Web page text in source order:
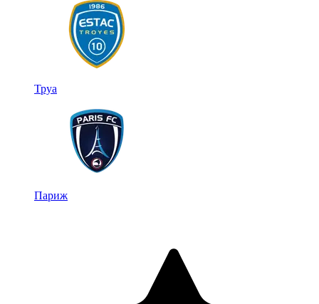
Труа
Париж